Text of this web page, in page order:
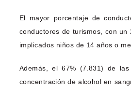
El mayor porcentaje de
conductores de turismos, con
implicados niños de 14 años o
Además, el 67% (7.831) de
concentración de alcohol en